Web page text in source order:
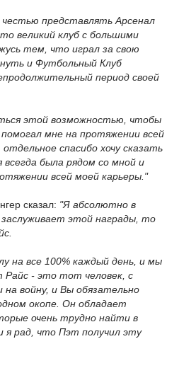
представлять Арсенал
великий клуб с большими
тем, что играл за свою
и Футбольный Клуб
период своей
этой возможностью, чтобы
мне на протяжении всей
спасибо хочу сказать
была рядом со мной и
всей моей карьеры."
сказал: "Я абсолютно в
этой награды, то
на все 100% каждый день, и мы
- это тот человек, с
войну, и Вы обязательно
окопе. Он обладает
очень трудно найти в
я рад, что Пэт получил эту